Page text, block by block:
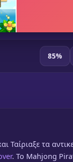
85%
τα
. Το Mahjong